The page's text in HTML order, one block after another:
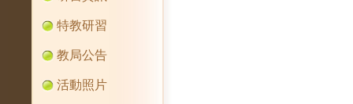
特教研習
教局公告
活動照片